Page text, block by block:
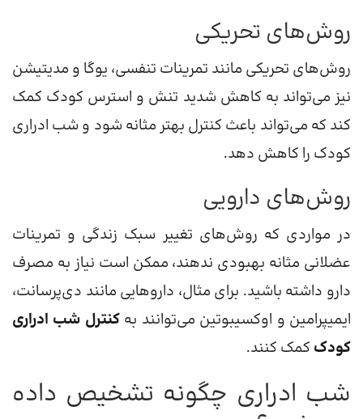
روش‌های تحریکی
روش‌های تحریکی مانند تمرینات تنفسی، یوگا و مدیتیشن
نیز می‌تواند به کاهش شدید تنش و استرس کودک کمک
کند که می‌تواند باعث کنترل بهتر مثانه شود و شب ادراری
کودک را کاهش دهد.
روش‌های دارویی
در مواردی که روش‌های تغییر سبک زندگی و تمرینات
عضلانی مثانه بهبودی ندهند، ممکن است نیاز به مصرف
دارو داشته باشید. برای مثال، داروهایی مانند دی‌پرسانت،
ایمیپرامین و اوکسیبوتین می‌توانند بهکنترل شب ادراری
کودک کمک کنند.
شب ادراری چگونه تشخیص داده